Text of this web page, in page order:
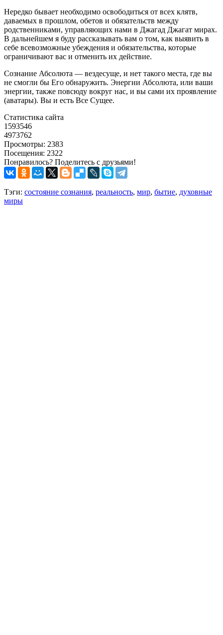
Нередко бывает необходимо освободиться от всех клятв,
даваемых в прошлом, обетов и обязательств между
родственниками, управляющих нами в Джагад Джагат мирах.
В дальнейшем я буду рассказывать вам о том, как выявить в
себе всевозможные убеждения и обязательства, которые
ограничивают вас и отменить их действие.
Сознание Абсолюта — вездесуще, и нет такого места, где вы
не смогли бы Его обнаружить. Энергии Абсолюта, или ваши
энергии, также повсюду вокруг нас, и вы сами их проявление
(аватары). Вы и есть Все Сущее.
Статистика сайта
1593546
4973762
Просмотры: 2383
Посещения: 2322
Понравилось? Поделитесь с друзьями!
Тэги: состояние сознания, реальность, мир, бытие, духовные
миры